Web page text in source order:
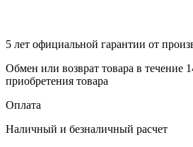
5 лет официальной гарантии от
Обмен или возврат товара в течение
приобретения товара
Оплата
Наличный и безналичный расчет